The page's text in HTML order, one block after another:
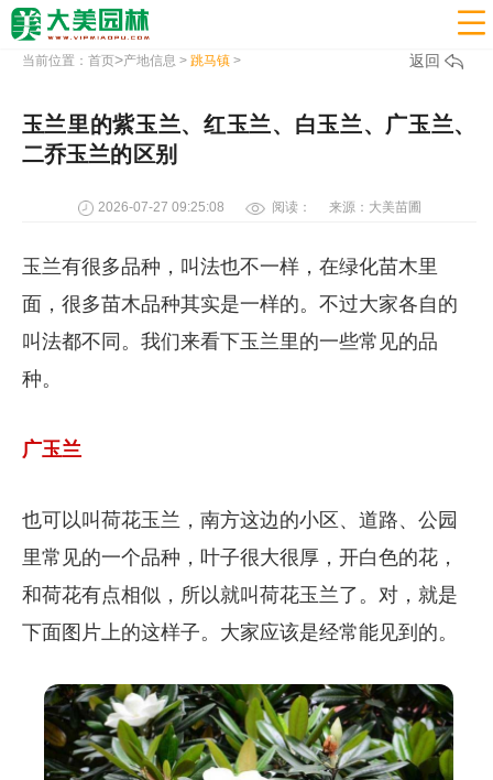

当前位置： 首页>产地信息 > 跳马镇> 返回
玉兰里的紫玉兰、红玉兰、白玉兰、广玉兰、
二乔玉兰的区别
2026-07-27 09:25:08 阅读： 来源：大美苗圃
玉兰有很多品种，叫法也不一样，在绿化苗木里
面，很多苗木品种其实是一样的。不过大家各自的
叫法都不同。我们来看下玉兰里的一些常见的品
种。
广玉兰
也可以叫荷花玉兰，南方这边的小区、道路、公园
里常见的一个品种，叶子很大很厚，开白色的花，
和荷花有点相似，所以就叫荷花玉兰了。对，就是
下面图片上的这样子。大家应该是经常能见到的。